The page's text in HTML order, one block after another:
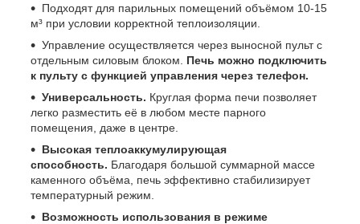
Подходят для парильных помещений объёмом 10-15
м³ при условии корректной теплоизоляции.
Управление осуществляется через выносной пульт с
отдельным силовым блоком. Печь можно подключить
к пульту с функцией управления через телефон.
Универсальность. Круглая форма печи позволяет
легко разместить её в любом месте парного
помещения, даже в центре.
Высокая теплоаккумулирующая
способность. Благодаря большой суммарной массе
каменного объёма, печь эффективно стабилизирует
температурный режим.
Возможность использования в режиме